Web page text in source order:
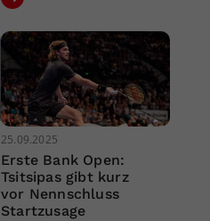
25.09.2025
Erste Bank Open:
Tsitsipas gibt kurz
vor Nennschluss
Startzusage